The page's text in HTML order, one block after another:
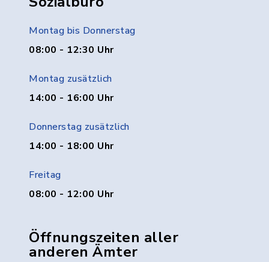
Montag bis Donnerstag
08:00 - 12:30 Uhr
Montag zusätzlich
14:00 - 16:00 Uhr
Donnerstag zusätzlich
14:00 - 18:00 Uhr
Freitag
08:00 - 12:00 Uhr
Öffnungszeiten aller
anderen Ämter